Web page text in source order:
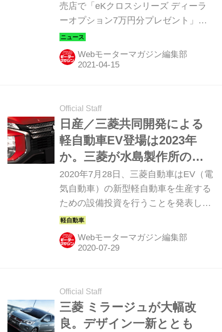
売店で「eKクロスシリーズ ディーラ
ーオプション7万円分プレゼント」キ
ャンペーンが行われている。期間内に
eKクロス／eKクロス スペースを三菱
自動車販売店で購入すると、7万円分
Webモーターマガジン編集部
Official Staff
日産／三菱共同開発による
軽自動車EV登場は2023年
か。三菱が水島製作所の設
備投資に約80億円
2020年7月28日、三菱自動車はEV（電
気自動車）の新型軽自動車を生産する
ための設備投資を行うことを発表し
た。2022年以降に導入されるこの新型
EVとはどのようなモデルなのか。
Webモーターマガジン編集部
Official Staff
三菱 ミラージュが大幅改
良。デザイン一新ととも